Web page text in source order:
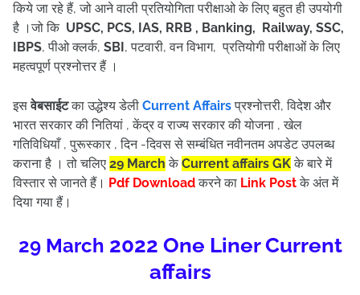
किये जा रहे हैं, जो आने वाली प्रतियोगिता परीक्षाओ के लिए बहुत ही उपयोगी
है ।जो कि UPSC, PCS, IAS, RRB , Banking, Railway, SSC,
IBPS, पीओ क्लर्क, SBI, पटवारी, वन विभाग, प्रतियोगी परीक्षाओं के लिए
महत्वपूर्ण प्रश्नोत्तर हैं ।
इसवेबसाईटका उद्धेश्य डेली Current Affairsप्रश्नोत्तरी, विदेश और
भारत सरकार की नितियां , केंद्र व राज्य सरकार की योजना , खेल
गतिविधियाँ , पुरूस्कार , दिन -दिवस से सम्बंधित नवीनतम अपडेट उपलब्ध
कराना है । तो चलिए 29 March के Current affairs GK के बारे में
विस्तार से जानते हैं। Pdf Downloadकरने का Link Postके अंत में
दिया गया हैं।
29 March 2022 One Liner Current
affairs